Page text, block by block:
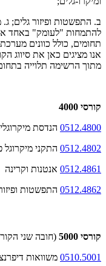
ב. התפשטות ופיזור גלים;
להתמחות "לעומק" באחד
תחומים, כולל כוונים
אנו מציגים כאן את סיווג
מתוך הרשימה תלוייה
קורסי 4000
0512.4800 הנדסת
0512.4802 התקני מיקרוגל
0512.4861 אנטנות וקרינה
0512.4862 התפשטות
קורסי 5000
(חובה שני
0510.5001 משוואות